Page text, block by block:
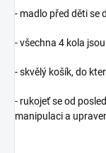
- madlo před děti se
- všechna 4 kola
- skvělý košík, do
- rukojeť se od
manipulaci a